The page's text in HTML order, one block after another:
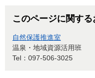
このページに関す
自然保護推進室
温泉・地域資源活用班
Tel：097-506-3025